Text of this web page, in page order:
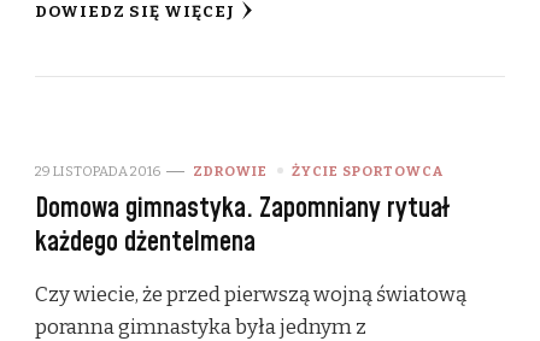
DOWIEDZ SIĘ WIĘCEJ
29 LISTOPADA 2016 ZDROWIE ŻYCIE SPORTOWCA
Domowa gimnastyka. Zapomniany rytuał
każdego dżentelmena
Czy wiecie, że przed pierwszą wojną światową
poranna gimnastyka była jednym z